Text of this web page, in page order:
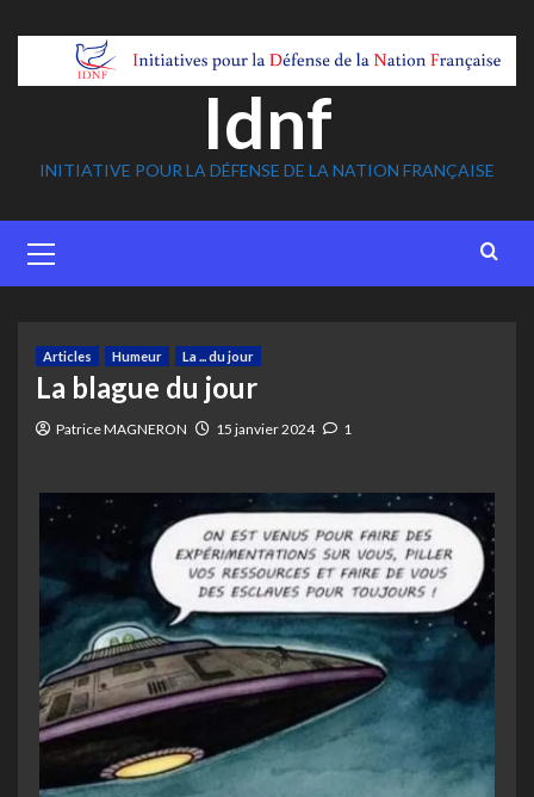
Idnf
INITIATIVE POUR LA DÉFENSE DE LA NATION FRANÇAISE
Menu
Articles Humeur La ... du jour
La blague du jour
Patrice MAGNERON 15 janvier 2024 1